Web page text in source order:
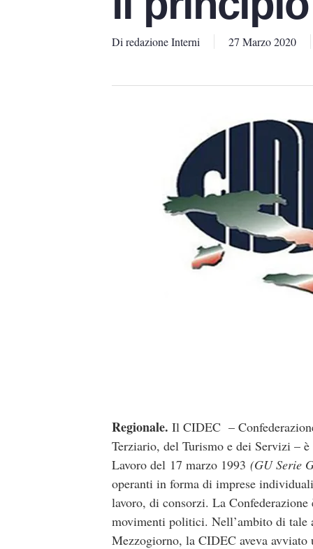
Di redazione Interni 27 Marzo 2020
Regionale. Il CIDEC –
Terziario, del Turismo e dei Servizi –
Lavoro del 17 marzo 1993 (GU Serie
operanti in forma di imprese
lavoro, di consorzi. La
movimenti politici. Nell’ambito di
Mezzogiorno, la CIDEC aveva